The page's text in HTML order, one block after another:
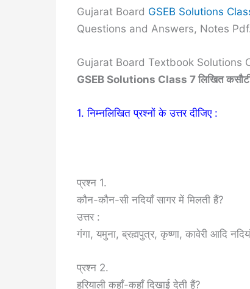
Gujarat Board GSEB Solutions
Questions and Answers, Notes
Gujarat Board Textbook Solutions
GSEB Solutions Class 7 लिखित
1. निम्नलिखित प्रश्नों के उत्तर दीजिए :
प्रश्न 1.
कौन-कौन-सी नदियाँ सागर में मिलती हैं?
उत्तर :
गंगा, यमुना, ब्रह्मपुत्र, कृष्णा, कावेरी आदि
प्रश्न 2.
हरियाली कहाँ-कहाँ दिखाई देती हैं?